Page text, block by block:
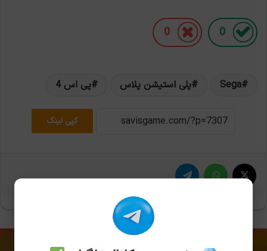
0
0
Sega پلی استیشن پلاس پی اس 4
کپی لینک